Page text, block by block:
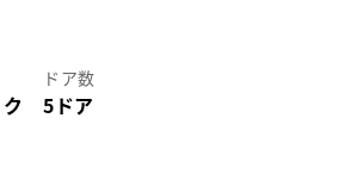
ドア数
5ドア